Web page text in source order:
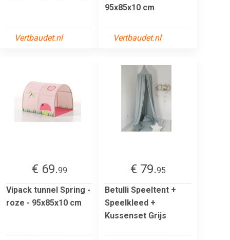
Vertbaudet.nl
95x85x10 cm
Vertbaudet.nl
€ 69.99
Vipack tunnel Spring -
roze - 95x85x10 cm
€ 79.95
Betulli Speeltent +
Speelkleed +
Kussenset Grijs